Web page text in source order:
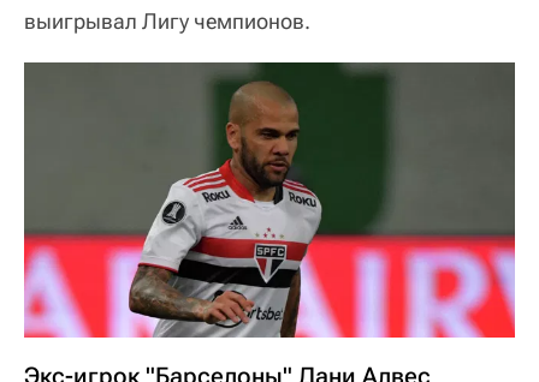
выигрывал Лигу чемпионов.
Экс-игрок "Барселоны" Дани Алвес